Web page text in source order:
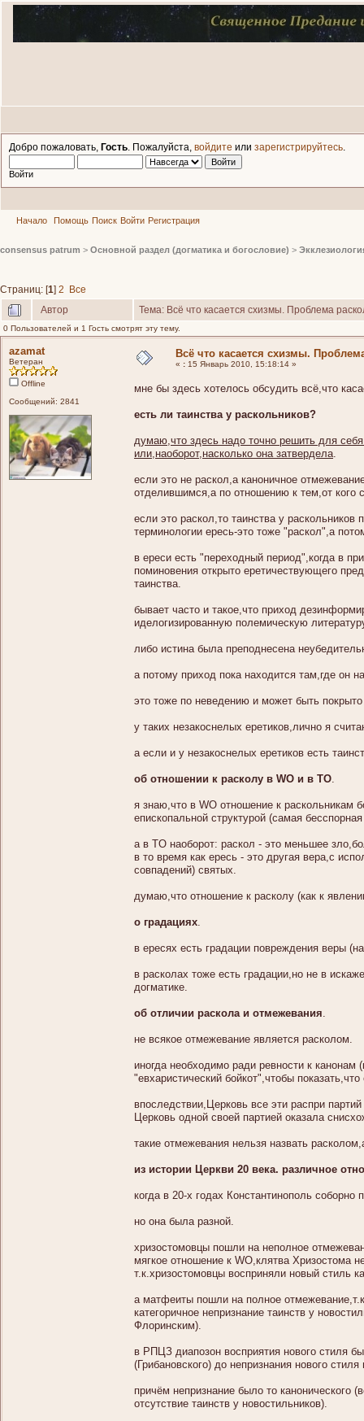
Добро пожаловать, Гость . Пожалуйста, войдите или зарегистрируйтесь
Войти
Начало Помощь Поиск Войти Регистрация
consensus patrum > Основной раздел (догматика и богословие) >
Страниц: [1] 2
Все
Автор
Тема: Всё что касается схизмы. Проблема
0 Пользователей и 1 Гость смотрят эту тему.
azamat
Ветеран
Offline
Сообщений: 2841
Всё что касается схизмы.
« : 15 Январь 2010, 15:18:14 »
мне бы здесь хотелось обсудить всё,что
есть ли таинства у раскольников?
думаю,что здесь надо точно решить для
или,наоборот,насколько она затвердела
если это не раскол,а каноничное
отделившимся,а по отношению к тем,от кого
если это раскол,то таинства у
терминологии ересь-это тоже "раскол",а
в ереси есть "переходный период",когда в
поминовения открыто еретичествующего
таинства.
бывает часто и такое,что приход
иделогизированную полемическую
либо истина была преподнесена
а потому приход пока находится там,где он
это тоже по неведению и может быть
у таких незакоснелых еретиков,лично я
а если и у незакоснелых еретиков есть
об отношении к расколу в WO и в TO
я знаю,что в WO отношение к раскольникам
епископальной структурой (самая
а в TO наоборот: раскол - это меньшее
в то время как ересь - это другая вера,с
совпадений) святых.
думаю,что отношение к расколу (как к
о градациях
в ересях есть градации повреждения веры
в расколах тоже есть градации,но не в
догматике.
об отличии раскола и отмежевания
не всякое отмежевание является расколом.
иногда необходимо ради ревности к
"евхаристический бойкот",чтобы
впоследствии,Церковь все эти распри
Церковь одной своей партией оказала
такие отмежевания нельзя назвать
из истории Церкви 20 века. различное
когда в 20-х годах Константинополь соборно
но она была разной.
хризостомовцы пошли на неполное
мягкое отношение к WO,клятва Хризостома
т.к.хризостомовцы восприняли новый стиль
а матфеиты пошли на полное
категоричное непризнание таинств у
Флоринским).
в РПЦЗ диапозон восприятия нового стиля
(Грибановского) до непризнания нового
причём непризнание было то канонического
отсутствие таинств у новостильников).